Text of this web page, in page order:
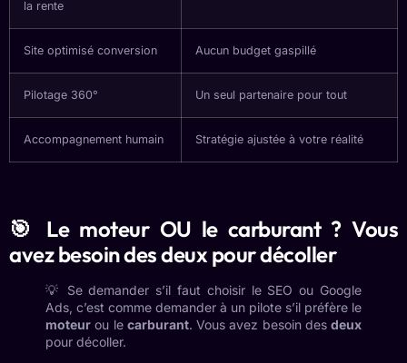
la rente
Site optimisé conversion Aucun budget gaspillé
Pilotage 360° Un seul partenaire pour tout
Accompagnement humain Stratégie ajustée à votre réalité
🎯 Le moteur OU le carburant ? Vous
avez besoin des deux pour décoller
💡 Se demander s’il faut choisir le SEO ou Google
Ads, c’est comme demander à un pilote s’il préfère le
moteur ou le carburant. Vous avez besoin des deux
pour décoller.